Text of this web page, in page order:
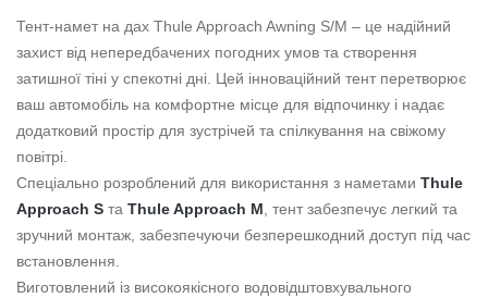
Тент-намет на дах Thule Approach Awning S/M – це надійний
захист від непередбачених погодних умов та створення
затишної тіні у спекотні дні. Цей інноваційний тент перетворює
ваш автомобіль на комфортне місце для відпочинку і надає
додатковий простір для зустрічей та спілкування на свіжому
повітрі.
Спеціально розроблений для використання з наметами Thule
Approach S та Thule Approach M, тент забезпечує легкий та
зручний монтаж, забезпечуючи безперешкодний доступ під час
встановлення.
Виготовлений із високоякісного водовідштовхувального